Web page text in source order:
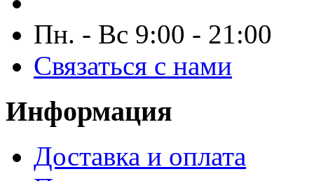
Пн. - Вс 9:00 - 21:00
Связаться с нами
Информация
Доставка и оплата